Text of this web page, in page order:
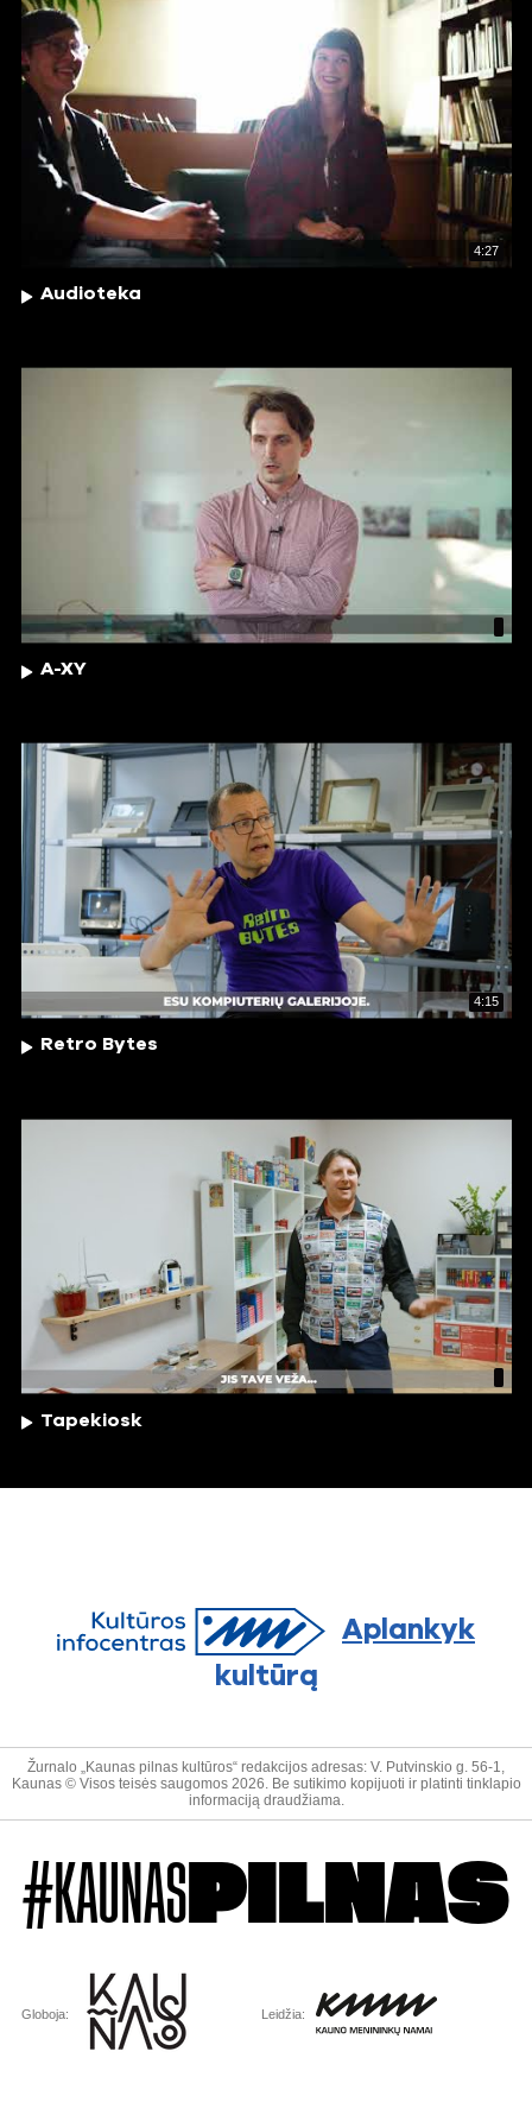
4:27
Audioteka
A-XY
4:15
Retro Bytes
Tapekiosk
Aplankyk
kultūrą
Žurnalo „Kaunas pilnas kultūros“ redakcijos adresas: V. Putvinskio g. 56-1,
Kaunas © Visos teisės saugomos 2026. Be sutikimo kopijuoti ir platinti tinklapio
informaciją draudžiama.
#KAUNAS PILNAS
Globoja: Leidžia: